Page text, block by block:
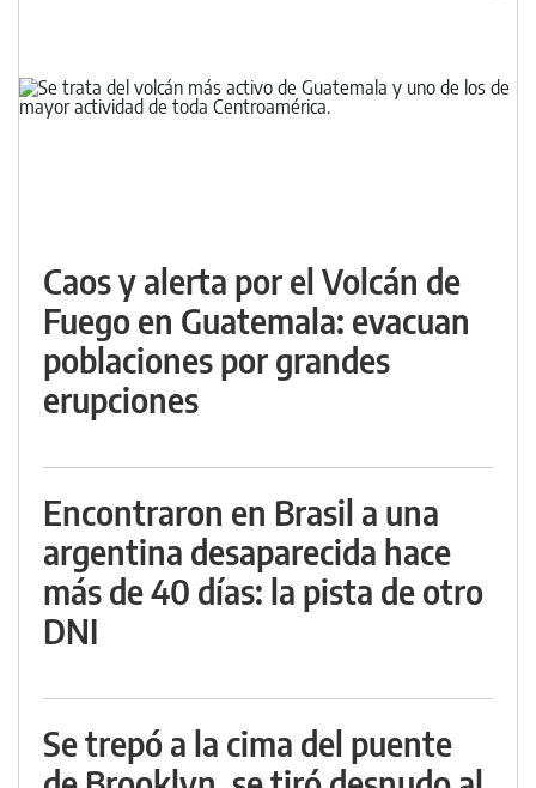
Caos y alerta por el Volcán de
Fuego en Guatemala: evacuan
poblaciones por grandes
erupciones
Encontraron en Brasil a una
argentina desaparecida hace
más de 40 días: la pista de otro
DNI
Se trepó a la cima del puente